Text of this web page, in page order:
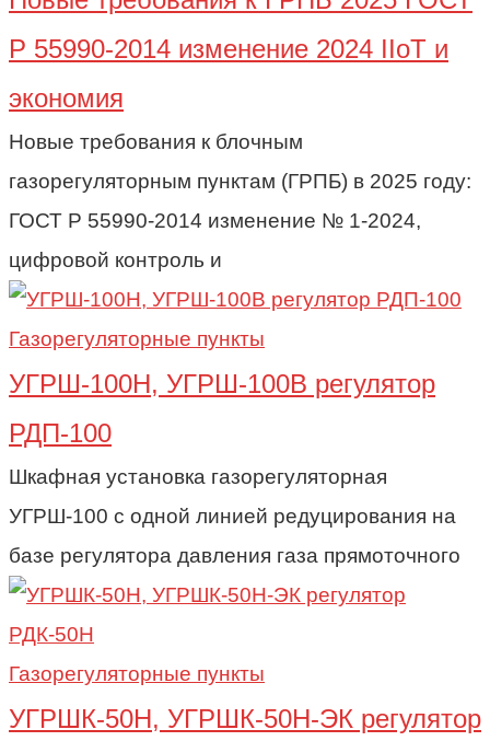
Р 55990-2014 изменение 2024 IIoT и
экономия
Новые требования к блочным
газорегуляторным пунктам (ГРПБ) в 2025 году:
ГОСТ Р 55990-2014 изменение № 1-2024,
цифровой контроль и
Газорегуляторные пункты
УГРШ-100Н, УГРШ-100В регулятор
РДП-100
Шкафная установка газорегуляторная
УГРШ-100 с одной линией редуцирования на
базе регулятора давления газа прямоточного
Газорегуляторные пункты
УГРШК-50Н, УГРШК-50Н-ЭК регулятор